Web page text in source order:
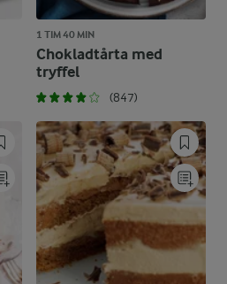
1 TIM 40 MIN
Chokladtårta med
tryffel
(847)